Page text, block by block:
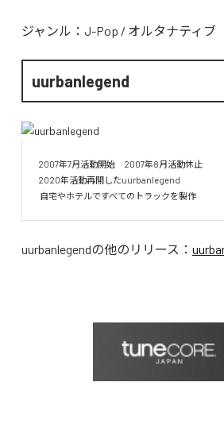
ジャンル： J-Pop / オルタナティブ
uurbanlegend
2007年7月活動開始　2007年8月活動休止
2020年活動再開したuurbanlegend
自宅やホテルですべてのトラックを製作
uurbanlegendの他のリリース：